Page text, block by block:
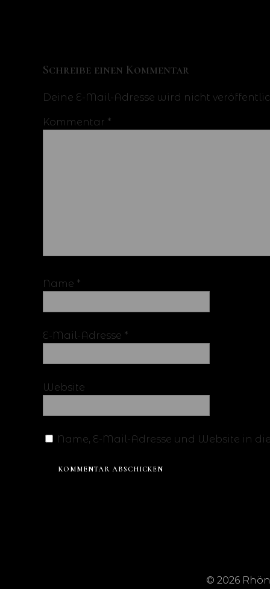
Schreibe einen Kommentar
Deine E-Mail-Adresse wird nicht
Kommentar *
Name *
E-Mail-Adresse *
Website
Name, E-Mail-Adresse und Website in
© 2026